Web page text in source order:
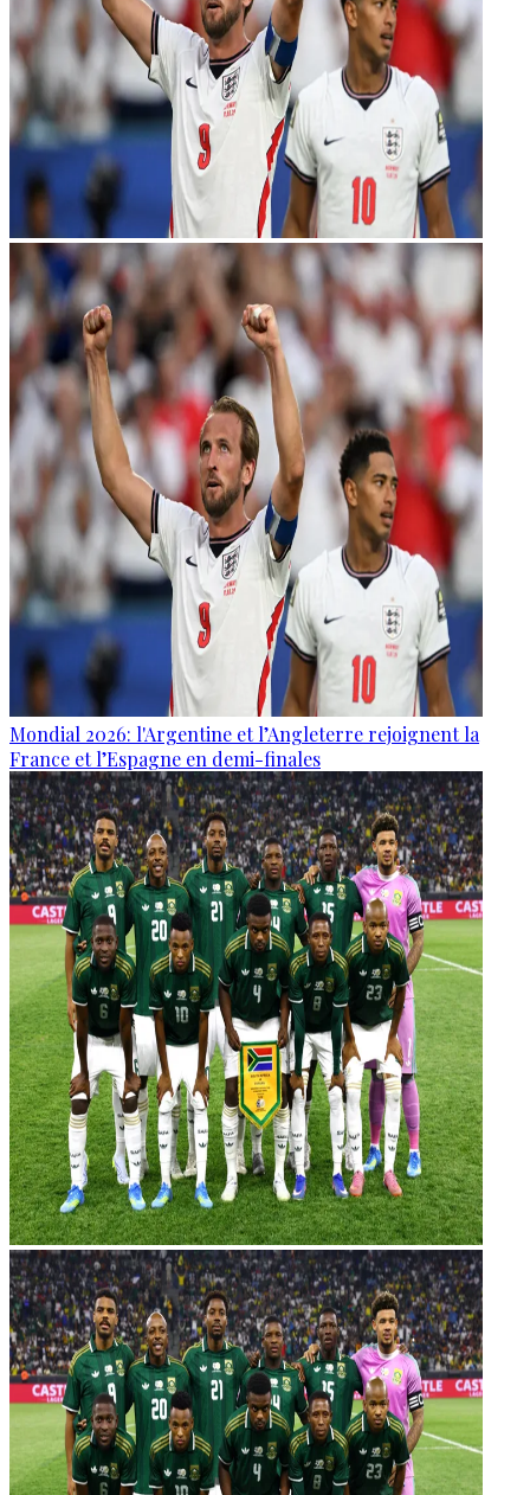
Mondial 2026: l'Argentine et l’Angleterre rejoignent la
France et l’Espagne en demi-finales